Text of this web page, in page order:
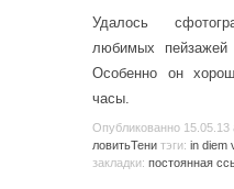
Удалось
любимых
Особенно он
часы.
Опубликованно 15.05.13
ловитьТени тэги: in diem
закладки: постоянная